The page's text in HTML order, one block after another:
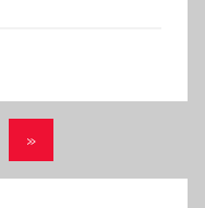
Next
»